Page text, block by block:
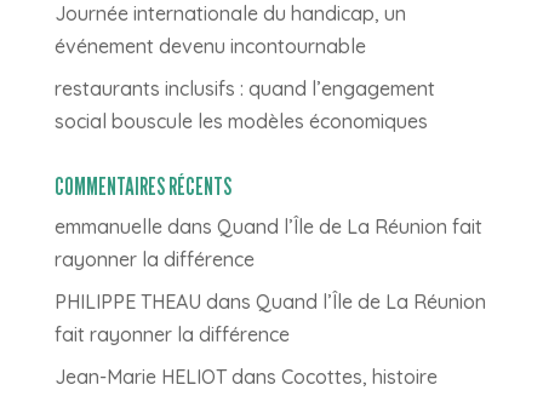
Journée internationale du handicap, un
événement devenu incontournable
restaurants inclusifs : quand l’engagement
social bouscule les modèles économiques
COMMENTAIRES RÉCENTS
emmanuelledans Quand l’Île de La Réunion fait
rayonner la différence
PHILIPPE THEAU dans Quand l’Île de La Réunion
fait rayonner la différence
Jean-Marie HELIOTdans Cocottes, histoire